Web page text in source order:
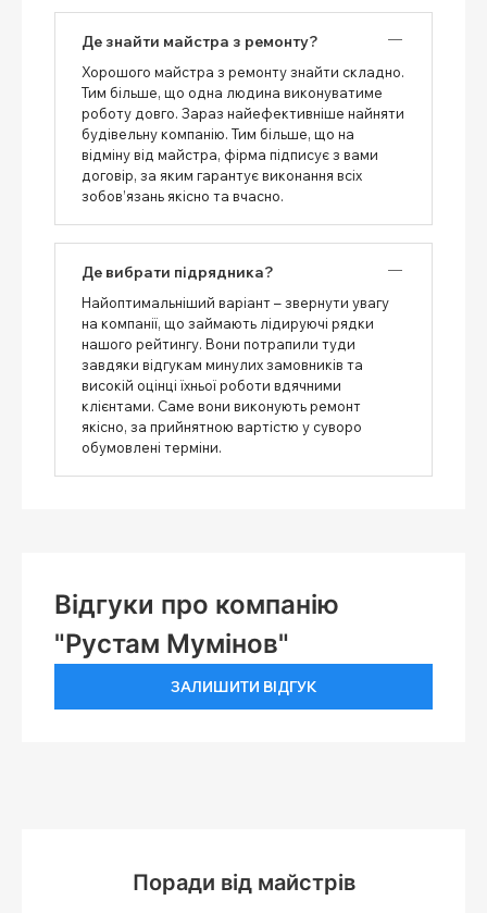
Де знайти майстра з ремонту?
Хорошого майстра з ремонту знайти складно.
Тим більше, що одна людина виконуватиме
роботу довго. Зараз найефективніше найняти
будівельну компанію. Тим більше, що на
відміну від майстра, фірма підписує з вами
договір, за яким гарантує виконання всіх
зобов’язань якісно та вчасно.
Де вибрати підрядника?
Найоптимальніший варіант – звернути увагу
на компанії, що займають лідируючі рядки
нашого рейтингу. Вони потрапили туди
завдяки відгукам минулих замовників та
високій оцінці їхньої роботи вдячними
клієнтами. Саме вони виконують ремонт
якісно, ​​за прийнятною вартістю у суворо
обумовлені терміни.
Відгуки про компанію
"Рустам Мумінов"
ЗАЛИШИТИ ВІДГУК
Поради від майстрів